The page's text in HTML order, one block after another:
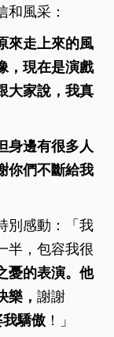
風采：
來走上來的風
，現在是演戲
大家說，我真
身邊有很多人
你們不斷給我
別感動：「我
半，包容我很
憂的表演。他
樂，謝謝
驕傲 ！」